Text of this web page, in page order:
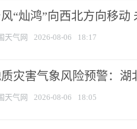
“灿鸿”向西北方向移动
天气网 2026-08-06 18:17
灾害气象风险预警：湖
天气网 2026-08-06 18:05